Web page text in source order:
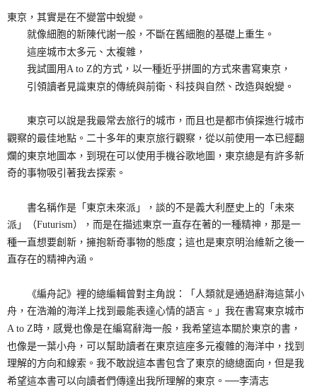
東京，其實是在不變當中蛻變。
就像細胞的新陳代謝一般，不斷在舊細胞的基礎上重生。
這座城市太多元、太複雜，
我試圖用A to Z的方式，以一種近乎拼圖的方式來書寫東京，
引領讀者見識東京的傳統與前衛、科技與自然、改造與蛻變。
東京可以說是我最常去旅行的城市，而且也是都市偵探進行城市
觀察的最佳地點。二十多年的東京旅行觀察，從以前使用一本已經翻
爛的東京地圖本，到現在可以使用手機谷歌地圖，東京總是有許多新
奇的事物吸引著我去探索。
書名稱作是「東京未來派」，談的不是義大利歷史上的「未來
派」（Futurism），而是在描述東京一直存在著的一種精神，那是一
種一直想要創新，擁抱新奇事物的態度；這也是東京明治維新之後一
直存在的精神內涵。
《編舟記》裡的總編輯曾對主角說：「人類就是通過辭海這葉小
舟，在浩瀚的海洋上找到最能表達心情的語言。」我在書寫東京城市
A to Z時，感覺也像是在編寫辭海一般，我希望這本關於東京的書，
也像是一葉小舟，可以幫助讀者在東京這座多元複雜的海洋中，找到
理解的方向和線索。我不敢說這本書包含了東京的總總面向，但是我
希望這本書可以向讀者們傳達出我所理解的東京。──李清志